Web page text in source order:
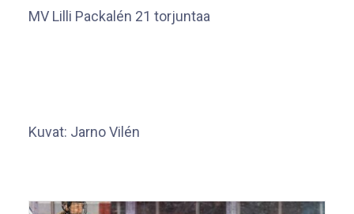
MV Lilli Packalén 21 torjuntaa
Kuvat: Jarno Vilén